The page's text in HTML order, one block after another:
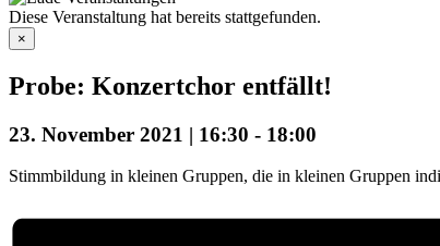
Diese Veranstaltung hat bereits stattgefunden.
×
Probe: Konzertchor entfällt!
23. November 2021 | 16:30 - 18:00
Stimmbildung in kleinen Gruppen, die in kleinen Gruppen